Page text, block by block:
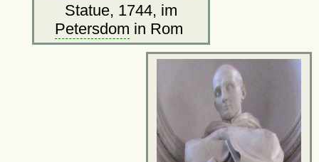
Statue, 1744, im
Petersdom in Rom